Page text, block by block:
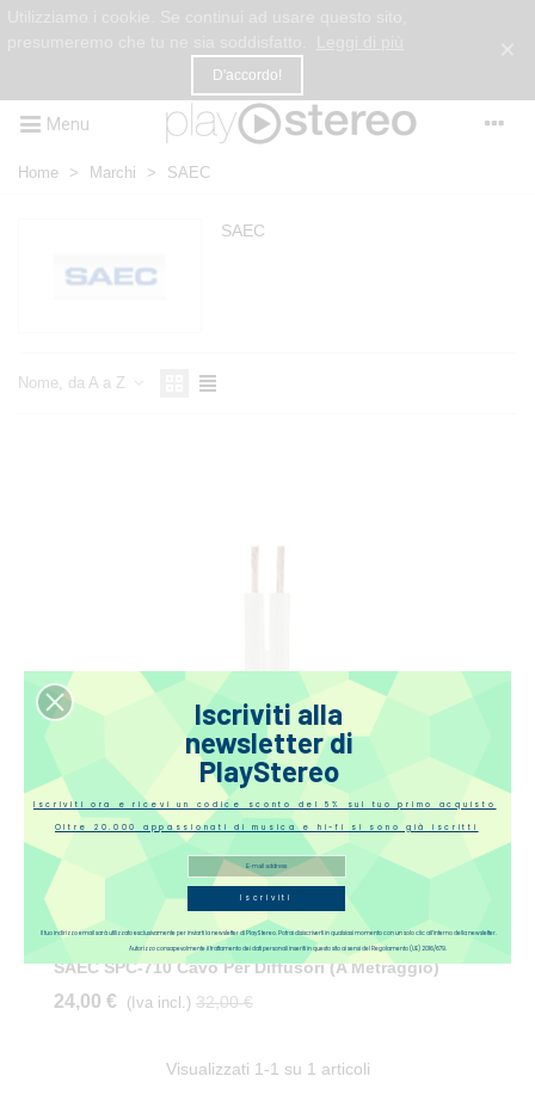
D'accordo!
Menu
Home > Marchi > SAEC
SAEC
Nome, da A a Z
SAEC SPC-710 Cavo Per Diffusori (a Metraggio)
24,00 € (Iva incl.) 32,00 €
Visualizzati 1 -1 su 1 articoli
Iscriviti alla
newsletter di
PlayStereo
Iscriviti ora e ricevi un codice sconto del 5% sul tuo primo acquisto
Oltre 20.000 appassionati di musica e hi-fi si sono già iscritti
Iscriviti
Autorizzo consapevolmente il trattamento dei dati personali inseriti in questo sito ai sensi del Regolamento (UE) 2016/679.
Il tuo indirizzo email sarà utilizzato esclusivamente per inviarti la newsletter di PlayStereo. Potrai disiscriverti in qualsiasi momento con un solo clic all’interno della newsletter.